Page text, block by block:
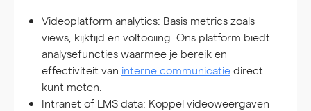
Videoplatform analytics: Basis metrics zoals
views, kijktijd en voltooiing. Ons platform biedt
analysefuncties waarmee je bereik en
effectiviteit van interne communicatiedirect
kunt meten.
Intranet of LMS data: Koppel videoweergaven